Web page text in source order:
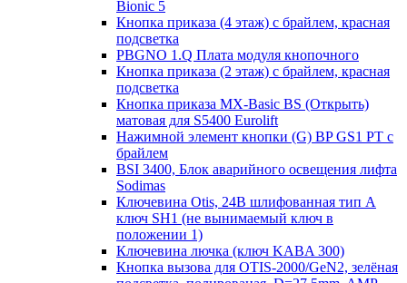
Bionic 5
Кнопка приказа (4 этаж) с брайлем, красная
подсветка
PBGNO 1.Q Плата модуля кнопочного
Кнопка приказа (2 этаж) с брайлем, красная
подсветка
Кнопка приказа MX-Basic BS (Открыть)
матовая для S5400 Eurolift
Нажимной элемент кнопки (G) BP GS1 PT с
брайлем
BSI 3400, Блок аварийного освещения лифта
Sodimas
Ключевина Otis, 24В шлифованная тип А
ключ SH1 (не вынимаемый ключ в
положении 1)
Ключевина лючка (ключ KABA 300)
Кнопка вызова для OTIS-2000/GeN2, зелёная